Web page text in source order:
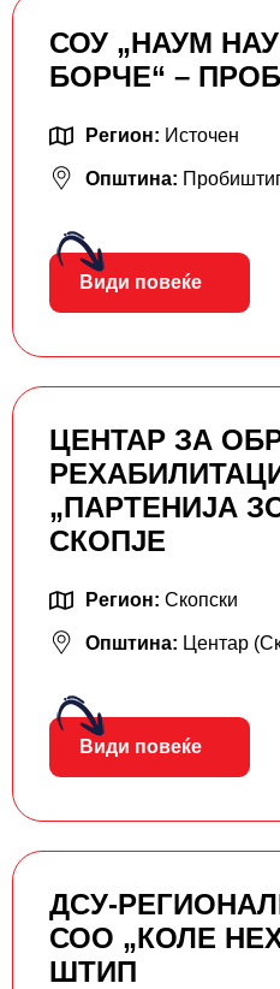
СОУ „НАУМ
БОРЧЕ“ –
Регион: Источен
Општина:
Види повеќе
ЦЕНТАР ЗА
„ПАРТЕНИЈА
СКОПЈЕ
Регион: Скопски
Општина: Центар
Види повеќе
ДСУ-
СОО „КОЛЕ
ШТИП